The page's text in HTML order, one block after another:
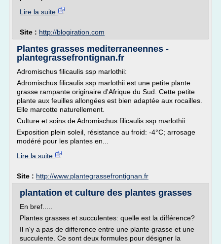
Lire la suite
Site : http://blogiration.com
Plantes grasses mediterraneennes -
plantegrassefrontignan.fr
Adromischus filicaulis ssp marlothii:
Adromischus filicaulis ssp marlothii est une petite plante
grasse rampante originaire d'Afrique du Sud. Cette petite
plante aux feuilles allongées est bien adaptée aux rocailles.
Elle marcotte naturellement.
Culture et soins de Adromischus filicaulis ssp marlothii:
Exposition plein soleil, résistance au froid: -4°C; arrosage
modéré pour les plantes en...
Lire la suite
Site : http://www.plantegrassefrontignan.fr
plantation et culture des plantes grasses
En bref.....
Plantes grasses et succulentes: quelle est la différence?
Il n'y a pas de difference entre une plante grasse et une
succulente. Ce sont deux formules pour désigner la